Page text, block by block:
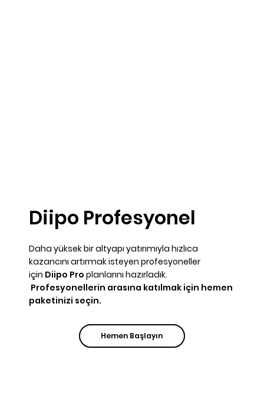
Diipo Profesyonel
Daha yüksek bir altyapı yatırımıyla hızlıca
kazancını artırmak isteyen profesyoneller
için Diipo Pro planlarını hazırladık.
Profesyonellerin arasına katılmak için hemen
paketinizi seçin.
Hemen Başlayın